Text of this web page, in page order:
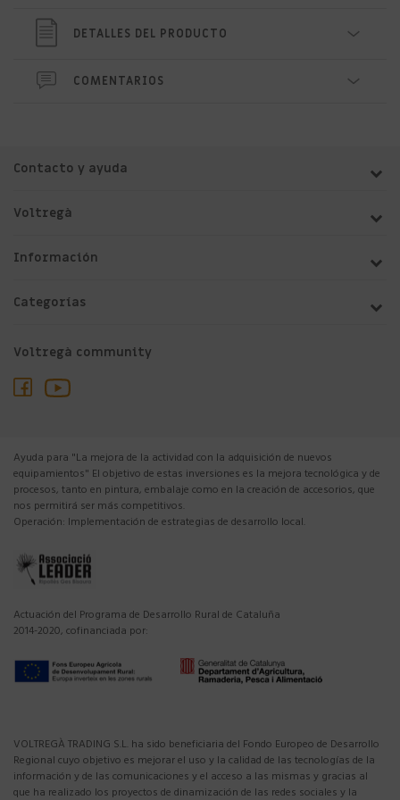
DETALLES DEL PRODUCTO
COMENTARIOS
Contacto y ayuda
Voltregà
Información
Categorías
Voltregà community
Ayuda para "La mejora de la actividad con la adquisición de nuevos
equipamientos" El objetivo de estas inversiones es la mejora tecnológica y de
procesos, tanto en pintura, embalaje como en la creación de accesorios, que
nos permitirá ser más competitivos.
Operación: Implementación de estrategias de desarrollo local.
Actuación del Programa de Desarrollo Rural de Cataluña
2014-2020, cofinanciada por:
VOLTREGÀ TRADING S.L. ha sido beneficiaria del Fondo Europeo de Desarrollo
Regional cuyo objetivo es mejorar el uso y la calidad de las tecnologías de la
información y de las comunicaciones y el acceso a las mismas y gracias al
que ha realizado los proyectos de dinamización de las redes sociales y la